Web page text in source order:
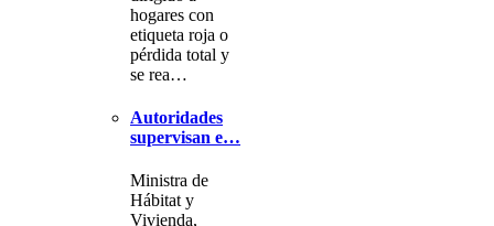
hogares con
etiqueta roja o
pérdida total y
se rea…
Autoridades
supervisan e…
Ministra de
Hábitat y
Vivienda,